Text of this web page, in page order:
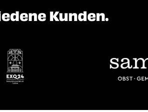
hat
Kunden.